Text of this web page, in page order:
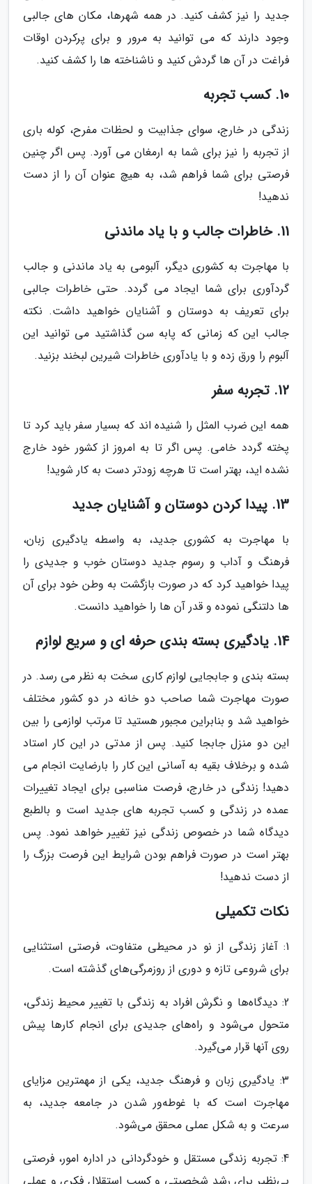
جدید را نیز کشف کنید. در همه شهرها، مکان های جالبی
وجود دارند که می توانید به مرور و برای پرکردن اوقات
فراغت در آن ها گردش کنید و ناشناخته ها را کشف کنید.
10. کسب تجربه
زندگی در خارج، سوای جذابیت و لحظات مفرح، کوله باری
از تجربه را نیز برای شما به ارمغان می آورد. پس اگر چنین
فرصتی برای شما فراهم شد، به هیچ عنوان آن را از دست
ندهید!
11. خاطرات جالب و با یاد ماندنی
با مهاجرت به کشوری دیگر، آلبومی به یاد ماندنی و جالب
گردآوری برای شما ایجاد می گردد. حتی خاطرات جالبی
برای تعریف به دوستان و آشنایان خواهید داشت. نکته
جالب این که زمانی که پابه سن گذاشتید می توانید این
آلبوم را ورق زده و با یادآوری خاطرات شیرین لبخند بزنید.
12. تجربه سفر
همه این ضرب المثل را شنیده اند که بسیار سفر باید کرد تا
پخته گردد خامی. پس اگر تا به امروز از کشور خود خارج
نشده اید، بهتر است تا هرچه زودتر دست به کار شوید!
13. پیدا کردن دوستان و آشنایان جدید
با مهاجرت به کشوری جدید، به واسطه یادگیری زبان،
فرهنگ و آداب و رسوم جدید دوستان خوب و جدیدی را
پیدا خواهید کرد که در صورت بازگشت به وطن خود برای آن
ها دلتنگی نموده و قدر آن ها را خواهید دانست.
14. یادگیری بسته بندی حرفه ای و سریع لوازم
بسته بندی و جابجایی لوازم کاری سخت به نظر می رسد. در
صورت مهاجرت شما صاحب دو خانه در دو کشور مختلف
خواهید شد و بنابراین مجبور هستید تا مرتب لوازمی را بین
این دو منزل جابجا کنید. پس از مدتی در این کار استاد
شده و برخلاف بقیه به آسانی این کار را بارضایت انجام می
دهید! زندگی در خارج، فرصت مناسبی برای ایجاد تغییرات
عمده در زندگی و کسب تجربه های جدید است و بالطبع
دیدگاه شما در خصوص زندگی نیز تغییر خواهد نمود. پس
بهتر است در صورت فراهم بودن شرایط این فرصت بزرگ را
از دست ندهید!
نکات تکمیلی
1: آغاز زندگی از نو در محیطی متفاوت، فرصتی استثنایی
برای شروعی تازه و دوری از روزمرگی‌های گذشته است.
2: دیدگاه‌ها و نگرش افراد به زندگی با تغییر محیط زندگی،
متحول می‌شود و راه‌های جدیدی برای انجام کارها پیش
روی آنها قرار می‌گیرد.
3: یادگیری زبان و فرهنگ جدید، یکی از مهمترین مزایای
مهاجرت است که با غوطه‌ور شدن در جامعه جدید، به
سرعت و به شکل عملی محقق می‌شود.
4: تجربه زندگی مستقل و خودگردانی در اداره امور، فرصتی